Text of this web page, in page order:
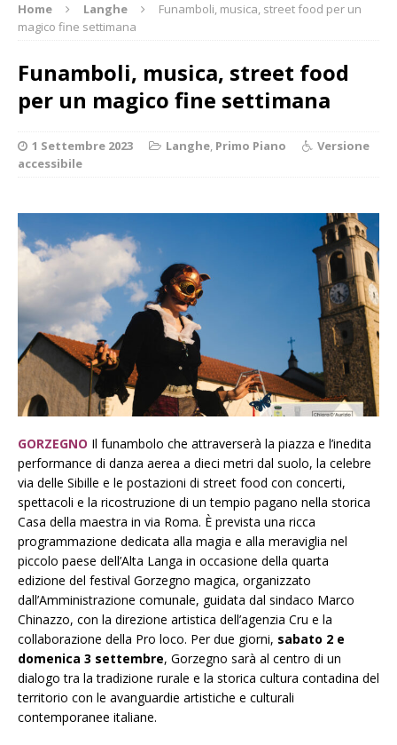
Home Langhe
Funamboli, musica, street food per un
magico fine settimana
Funamboli, musica, street food
per un magico fine settimana
1 Settembre 2023 Langhe, Primo Piano
Versione
accessibile
GORZEGNO Il funambolo che attraverserà la piazza e l’inedita
performance di danza aerea a dieci metri dal suolo, la celebre
via delle Sibille e le postazioni di street food con concerti,
spettacoli e la ricostruzione di un tempio pagano nella storica
Casa della maestra in via Roma. È prevista una ricca
programmazione dedicata alla magia e alla meraviglia nel
piccolo paese dell’Alta Langa in occasione della quarta
edizione del festival Gorzegno magica, organizzato
dall’Amministrazione comunale, guidata dal sindaco Marco
Chinazzo, con la direzione artistica dell’agenzia Cru e la
collaborazione della Pro loco. Per due giorni, sabato 2 e
domenica 3 settembre, Gorzegno sarà al centro di un
dialogo tra la tradizione rurale e la storica cultura contadina del
territorio con le avanguardie artistiche e culturali
contemporanee italiane.